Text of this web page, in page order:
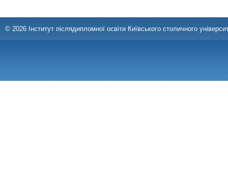
© 2026 Інститут післядипломної освіти Київського столичного